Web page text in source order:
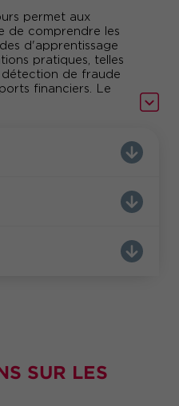
permet aux
de comprendre les
d'apprentissage
pratiques, telles
de fraude
financiers. Le
supervisé, non
Des exemples
crédit et la
SUR LES